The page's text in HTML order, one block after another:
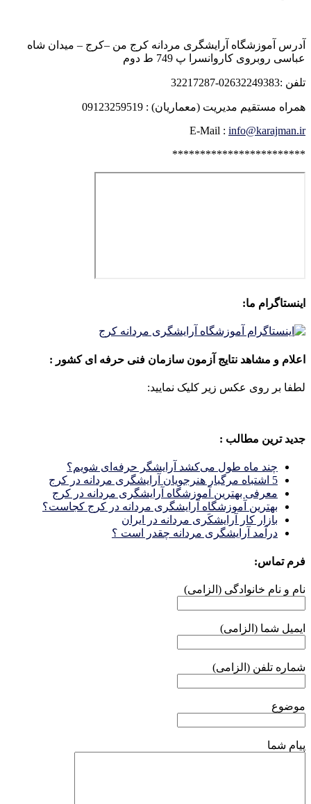
آدرس آموزشگاه آرایشگری مردانه کرج من –کرج – میدان شاه
عباسی روبروی کاروانسرا پ 749 ط دوم
تلفن :02632249383-32217287
همراه مستقیم مدیریت (معماریان) : 09123259519
E-Mail : info@karajman.ir
************************
اینستاگرام ما:
اعلام و مشاهد نتایج آزمون سازمان فنی حرفه ای کشور :
لطفا بر روی عکس زیر کلیک نمایید:
جدید ترین مطالب :
چند ماه طول می‌کشد آرایشگر حرفه‌ای شویم؟
5 اشتباه مرگبار هنرجویان آرایشگری مردانه در کرج
معرفی بهترین آموزشگاه آرایشگری مردانه در کرج
بهترین آموزشگاه آرایشگری مردانه در کرج کجاست؟
بازار كار آرايشكَرى مردانه در ايران
درآمد آرایشگری مردانه چقدر است ؟
فرم تماس:
نام و نام خانوادگی (الزامی)
ایمیل شما (الزامی)
شماره تلفن (الزامی)
موضوع
پیام شما